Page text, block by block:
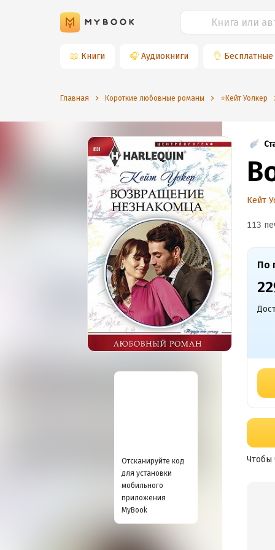
📖 Книги 🎧 Аудиокниги 👌 Бесплатные
Главная Короткие любовные романы ⭐️Кейт Уолкер
Отсканируйте код
для установки
мобильного
приложения
MyBook
Кейт
113
По
Чтобы